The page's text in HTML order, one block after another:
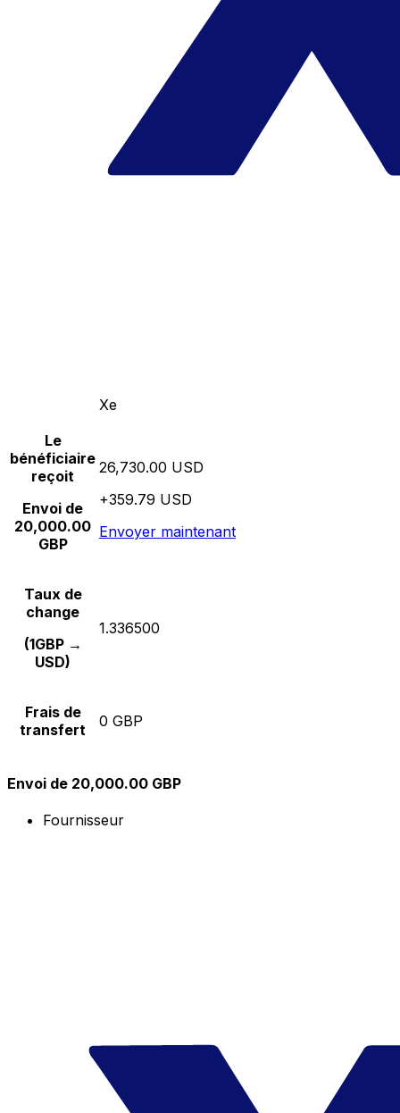
Xe
Le
bénéficiaire
reçoit
Envoi de
20,000.00
GBP
26,730.00 USD
+359.79 USD
Envoyer maintenant
Taux de
change
(1GBP →
USD)
1.336500
Frais de
transfert
0 GBP
Envoi de 20,000.00 GBP
Fournisseur